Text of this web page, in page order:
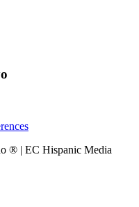
® | EC Hispanic Media